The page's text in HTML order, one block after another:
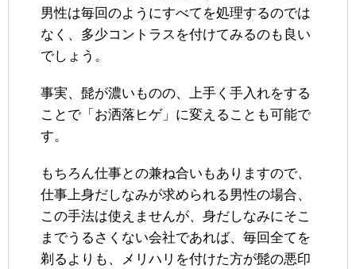
男性は毎回のようにすべてを処理するのでは
なく、多少コントラスを付けてみるのも良い
でしょう。
事実、髭が濃いものの、上手く手入れをする
ことで「お洒落ヒゲ」に変えることも可能で
す。
もちろん仕事との兼ね合いもありますので、
仕事上身だしなみが求められる男性の場合、
この手法は使えませんが、身だしなみにそこ
までうるさくない会社であれば、毎回全てを
剃るよりも、メリハリを付けた方が髭の悪印